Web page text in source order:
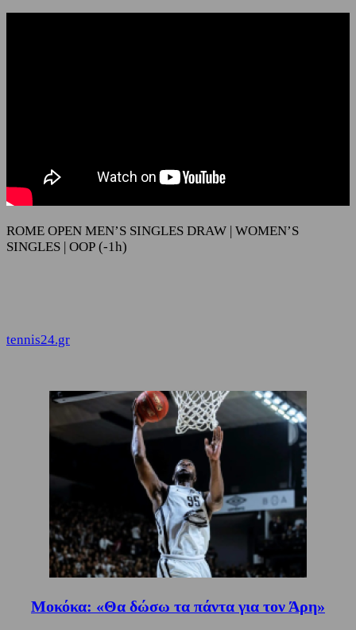
ROME OPEN MEN’S SINGLES DRAW | WOMEN’S
SINGLES | OOP (-1h)
tennis24.gr
Μοκόκα: «Θα δώσω τα πάντα για τον Άρη»